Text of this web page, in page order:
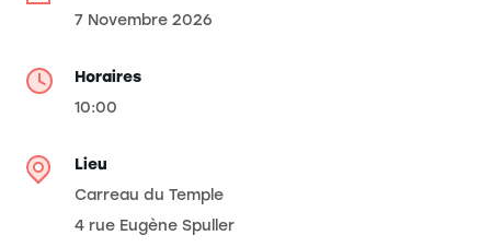
7 Novembre 2026
Horaires
10:00
Lieu
Carreau du Temple
4 rue Eugène Spuller